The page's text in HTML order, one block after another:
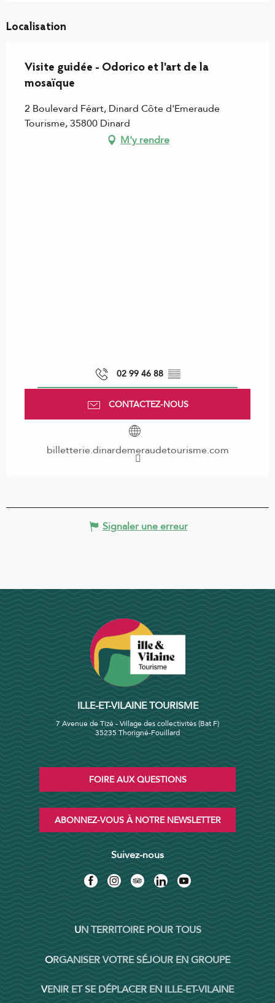
Localisation
Visite guidée - Odorico et l'art de la
mosaïque
2 Boulevard Féart, Dinard Côte d'Emeraude
Tourisme, 35800 Dinard
M'y rendre
02 99 46 88 ▒▒
CONTACTEZ-NOUS
billetterie.dinardemeraudetourisme.com
Signaler une erreur
ILLE-ET-VILAINE TOURISME
7 Avenue de Tizé - Village des collectivités (Bat F)
35235 Thorigné-Fouillard
FOIRE AUX QUESTIONS
ABONNEZ-VOUS À NOTRE NEWSLETTER
Suivez-nous
UN TERRITOIRE POUR TOUS
ORGANISER VOTRE SÉJOUR EN GROUPE
VENIR ET SE DÉPLACER EN ILLE-ET-VILAINE